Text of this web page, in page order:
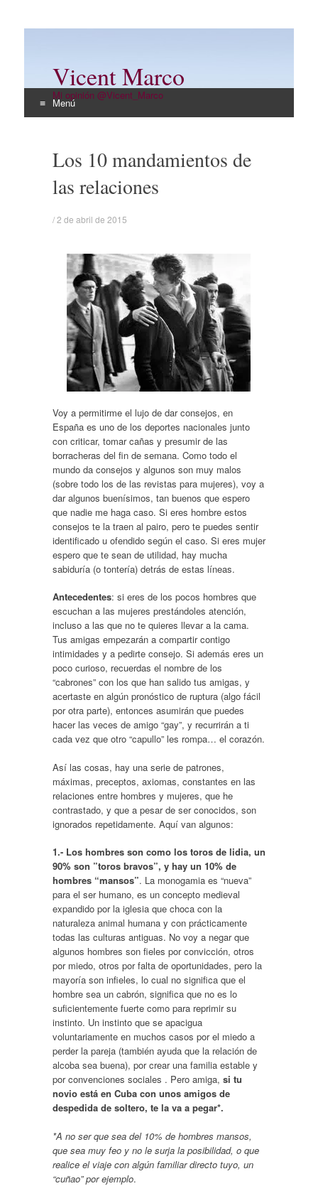
Vicent Marco
Mi opinión @Vicent_Marco
Menú
contenidoLos 10 mandamientos de
las relaciones
/2 de abril de 2015
Voy a permitirme el lujo de dar consejos, en
España es uno de los deportes nacionales junto
con criticar, tomar cañas y presumir de las
borracheras del fin de semana. Como todo el
mundo da consejos y algunos son muy malos
(sobre todo los de las revistas para mujeres), voy a
dar algunos buenísimos, tan buenos que espero
que nadie me haga caso. Si eres hombre estos
consejos te la traen al pairo, pero te puedes sentir
identificado u ofendido según el caso. Si eres mujer
espero que te sean de utilidad, hay mucha
sabiduría (o tontería) detrás de estas líneas.
Antecedentes: si eres de los pocos hombres que
escuchan a las mujeres prestándoles atención,
incluso a las que no te quieres llevar a la cama.
Tus amigas empezarán a compartir contigo
intimidades y a pedirte consejo. Si además eres un
poco curioso, recuerdas el nombre de los
“cabrones” con los que han salido tus amigas, y
acertaste en algún pronóstico de ruptura (algo fácil
por otra parte), entonces asumirán que puedes
hacer las veces de amigo “gay”, y recurrirán a ti
cada vez que otro “capullo” les rompa… el corazón.
Así las cosas, hay una serie de patrones,
máximas, preceptos, axiomas, constantes en las
relaciones entre hombres y mujeres, que he
contrastado, y que a pesar de ser conocidos, son
ignorados repetidamente. Aquí van algunos:
1.- Los hombres son como los toros de lidia, un
90% son ”toros bravos”, y hay un 10% de
hombres “mansos”. La monogamia es “nueva”
para el ser humano, es un concepto medieval
expandido por la iglesia que choca con la
naturaleza animal humana y con prácticamente
todas las culturas antiguas. No voy a negar que
algunos hombres son fieles por convicción, otros
por miedo, otros por falta de oportunidades, pero la
mayoría son infieles, lo cual no significa que el
hombre sea un cabrón, significa que no es lo
suficientemente fuerte como para reprimir su
instinto. Un instinto que se apacigua
voluntariamente en muchos casos por el miedo a
perder la pareja (también ayuda que la relación de
alcoba sea buena), por crear una familia estable y
por convenciones sociales . Pero amiga, si tu
novio está en Cuba con unos amigos de
despedida de soltero, te la va a pegar*.
*A no ser que sea del 10% de hombres mansos,
que sea muy feo y no le surja la posibilidad, o que
realice el viaje con algún familiar directo tuyo, un
“cuñao” por ejemplo.